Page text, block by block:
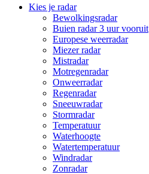
Kies je radar
Bewolkingsradar
Buien radar 3 uur vooruit
Europese weerradar
Miezer radar
Mistradar
Motregenradar
Onweerradar
Regenradar
Sneeuwradar
Stormradar
Temperatuur
Waterhoogte
Watertemperatuur
Windradar
Zonradar